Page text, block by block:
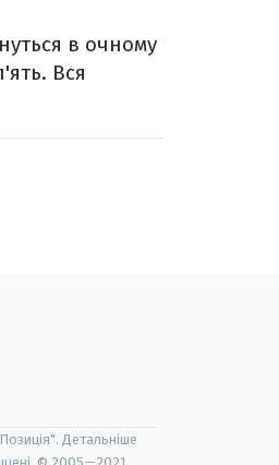
в очному
Вся
Детальніше